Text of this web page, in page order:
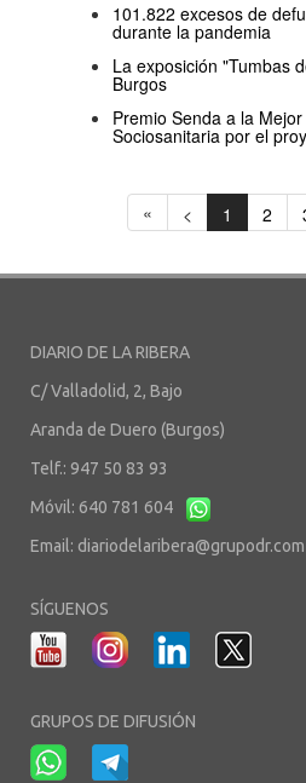
101.822 excesos de
durante la pandemia
La exposición "Tumbas
Burgos
Premio Senda a la
Sociosanitaria por el
« < 1 2
DIARIO DE LA RIBERA
C/ Valladolid, 2, Bajo
Aranda de Duero (Burgos)
Telf.: 947 50 83 93
Móvil: 640 781 604
Email: diariodelaribera@grupodr.com
SÍGUENOS
GRUPOS DE DIFUSIÓN